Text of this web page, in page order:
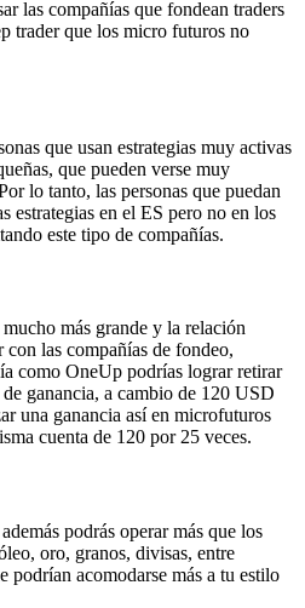
las compañías que fondean traders
trader que los micro futuros no
que usan estrategias muy activas
que pueden verse muy
lo tanto, las personas que puedan
estrategias en el ES pero no en los
este tipo de compañías.
más grande y la relación
las compañías de fondeo,
como OneUp podrías lograr retirar
ganancia, a cambio de 120 USD
una ganancia así en microfuturos
cuenta de 120 por 25 veces.
podrás operar más que los
oro, granos, divisas, entre
podrían acomodarse más a tu estilo